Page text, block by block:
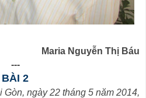
Maria Nguyễn Thị Báu
---
BÀI 2
Gòn, ngày 22 tháng 5 năm 2014,